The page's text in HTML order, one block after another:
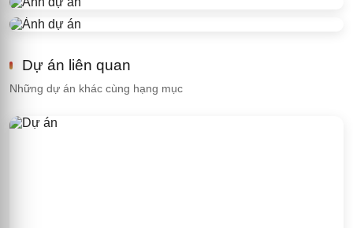
Dự án liên quan
Những dự án khác cùng hạng mục